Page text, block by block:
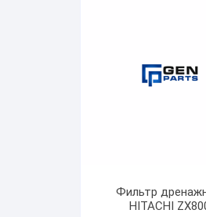
Фильтр
HITACHI